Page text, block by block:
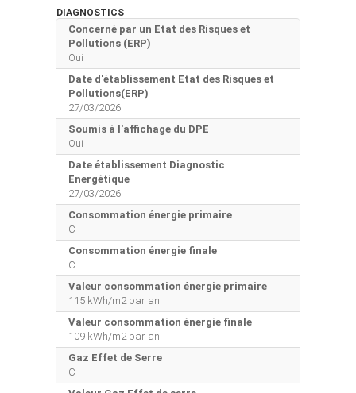
DIAGNOSTICS
Concerné par un Etat des Risques et
Pollutions (ERP)
Oui
Date d'établissement Etat des Risques et
Pollutions(ERP)
27/03/2026
Soumis à l'affichage du DPE
Oui
Date établissement Diagnostic
Energétique
27/03/2026
Consommation énergie primaire
C
Consommation énergie finale
C
Valeur consommation énergie primaire
115 kWh/m2 par an
Valeur consommation énergie finale
109 kWh/m2 par an
Gaz Effet de Serre
C